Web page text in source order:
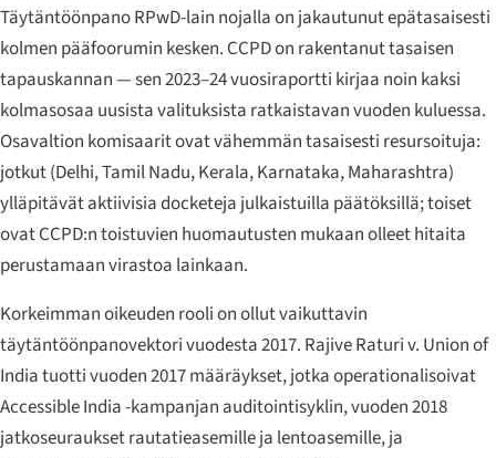
Täytäntöönpano RPwD-lain nojalla on jakautunut epätasaisesti
kolmen pääfoorumin kesken. CCPD on rakentanut tasaisen
tapauskannan — sen 2023–24 vuosiraportti kirjaa noin kaksi
kolmasosaa uusista valituksista ratkaistavan vuoden kuluessa.
Osavaltion komisaarit ovat vähemmän tasaisesti resursoituja:
jotkut (Delhi, Tamil Nadu, Kerala, Karnataka, Maharashtra)
ylläpitävät aktiivisia docketeja julkaistuilla päätöksillä; toiset
ovat CCPD:n toistuvien huomautusten mukaan olleet hitaita
perustamaan virastoa lainkaan.
Korkeimman oikeuden rooli on ollut vaikuttavin
täytäntöönpanovektori vuodesta 2017. Rajive Raturi v. Union of
Indiatuotti vuoden 2017 määräykset, jotka operationalisoivat
Accessible India -kampanjan auditointisyklin, vuoden 2018
jatkoseuraukset rautatieasemille ja lentoasemille, ja